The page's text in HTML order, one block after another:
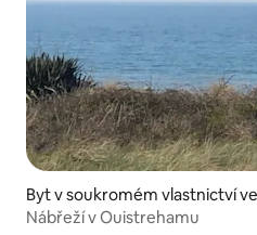
Byt v soukromém vlastnictví
eham
Nábřeží v Ouistrehamu